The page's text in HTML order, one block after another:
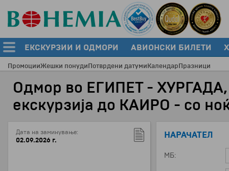
ЕКСКУРЗИИ И ОДМОРИ АВИОНСКИ БИЛЕТИ
ПромоцииЖешки понудиПотврдени датумиКалендарПразници
Одмор во ЕГИПЕТ -
екскурзија до КАИРО - со
Дата на заминување:
02.09.2026 г. НАРАЧАТЕЛ
МБ: